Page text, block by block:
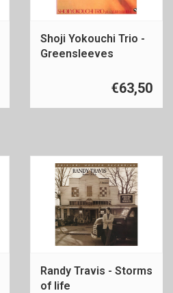
Shoji Yokouchi Trio -
Greensleeves
€63,50
Randy Travis - Storms
of life